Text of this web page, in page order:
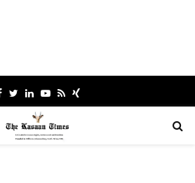
Facebook
TwitterLinkedinYoutube
RssXing